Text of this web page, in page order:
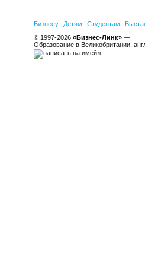
Бизнесу Детям Студентам
© 1997-2026 «Бизнес-Линк» —
Образование в Великобритании,